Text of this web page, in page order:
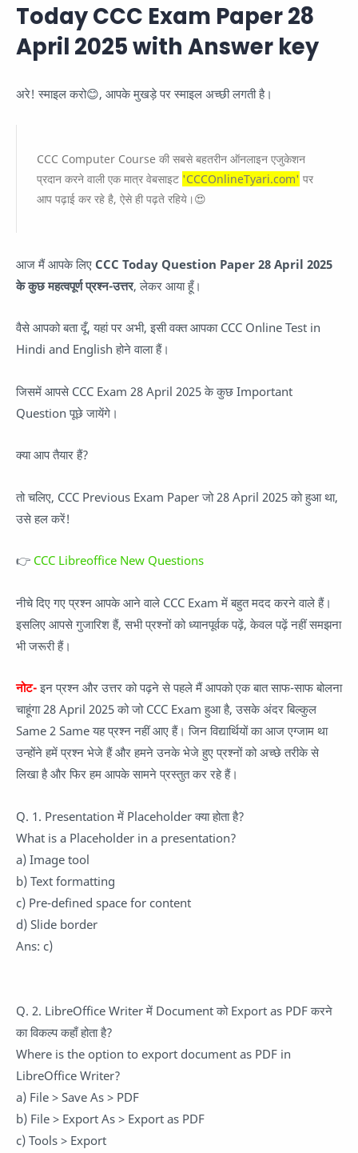
Today CCC Exam Paper 28
April 2025 with Answer key
अरे! स्माइल करो😊, आपके मुखड़े पर स्माइल अच्छी लगती है।
CCC Computer Course की सबसे बहतरीन ऑनलाइन एजुकेशन
प्रदान करने वाली एक मात्र वेबसाइट 'CCCOnlineTyari.com' पर
आप पढ़ाई कर रहे है, ऐसे ही पढ़ते रहिये।😍
आज मैं आपके लिए CCC Today Question Paper 28 April 2025
के कुछ महत्वपूर्ण प्रश्न-उत्तर, लेकर आया हूँ।
वैसे आपको बता दूँ, यहां पर अभी, इसी वक्त आपका CCC Online Test in
Hindi and English होने वाला हैं।
जिसमें आपसे CCC Exam 28 April 2025 के कुछ Important
Question पूछे जायेंगे।
क्या आप तैयार हैं?
तो चलिए, CCC Previous Exam Paper जो 28 April 2025 को हुआ था,
उसे हल करें!
👉 CCC Libreoffice New Questions
नीचे दिए गए प्रश्न आपके आने वाले CCC Exam में बहुत मदद करने वाले हैं।
इसलिए आपसे गुजारिश हैं, सभी प्रश्नों को ध्यानपूर्वक पढ़ें, केवल पढ़ें नहीं समझना
भी जरूरी हैं।
नोट-इन प्रश्न और उत्तर को पढ़ने से पहले मैं आपको एक बात साफ-साफ बोलना
चाहूंगा 28 April 2025 को जो CCC Exam हुआ है, उसके अंदर बिल्कुल
Same 2 Same यह प्रश्न नहीं आए हैं। जिन विद्यार्थियों का आज एग्जाम था
उन्होंने हमें प्रश्न भेजे हैं और हमने उनके भेजे हुए प्रश्नों को अच्छे तरीके से
लिखा है और फिर हम आपके सामने प्रस्तुत कर रहे हैं।
Q. 1. Presentation में Placeholder क्या होता है?
What is a Placeholder in a presentation?
a) Image tool
b) Text formatting
c) Pre-defined space for content
d) Slide border
Ans: c)
Q. 2. LibreOffice Writer में Document को Export as PDF करने
का विकल्प कहाँ होता है?
Where is the option to export document as PDF in
LibreOffice Writer?
a) File > Save As > PDF
b) File > Export As > Export as PDF
c) Tools > Export